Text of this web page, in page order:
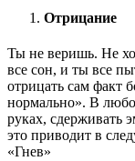
Отрицание
Ты не веришь. Не
все сон, и ты все
отрицать сам факт
нормально». В
руках, сдерживать
это приводит в
«Гнев»